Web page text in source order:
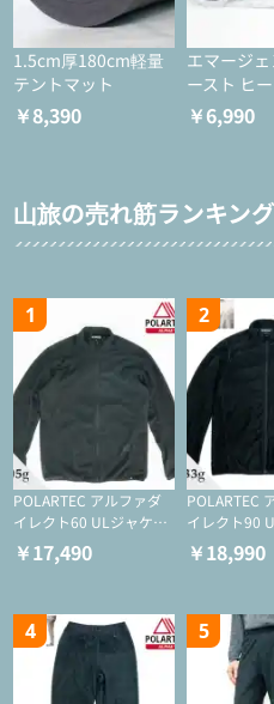
1.5cm厚180cm軽量
テントマット
￥8,390
エマージ
ースト ヒ
￥6,990
山旅の売れ筋ランキング
1
POLARTEC アルファダ
イレクト60 ULジャケッ
ト（登山/ミドルレイヤ
ー/化繊ジャケット）
￥17,490
2
POLARTEC
イレクト90
ト（アクテ
ーション/ミ
￥18,990
4 5